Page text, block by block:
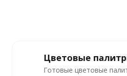
Цветовые
Готовые цветовые